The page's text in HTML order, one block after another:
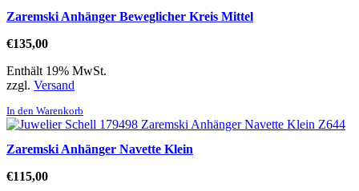
Zaremski Anhänger Beweglicher Kreis Mittel
€135,00
Enthält 19% MwSt.
zzgl. Versand
In den Warenkorb
Zaremski Anhänger Navette Klein
€115,00